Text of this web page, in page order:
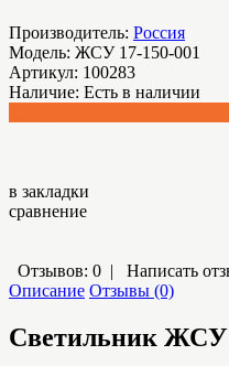
Производитель: Россия
Модель: ЖСУ 17-150-001
Артикул: 100283
Наличие: Есть в наличии
в закладки
сравнение
Отзывов: 0 | Написать
Описание Отзывы (0)
Светильник ЖСУ